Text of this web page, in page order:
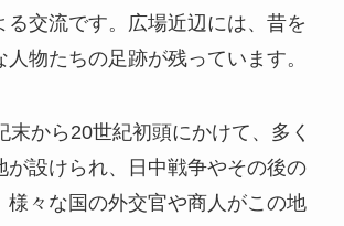
る交流です。広場近辺には、昔を
物たちの足跡が残っています。
末から20世紀初頭にかけて、多く
が設けられ、日中戦争やその後の
様々な国の外交官や商人がこの地